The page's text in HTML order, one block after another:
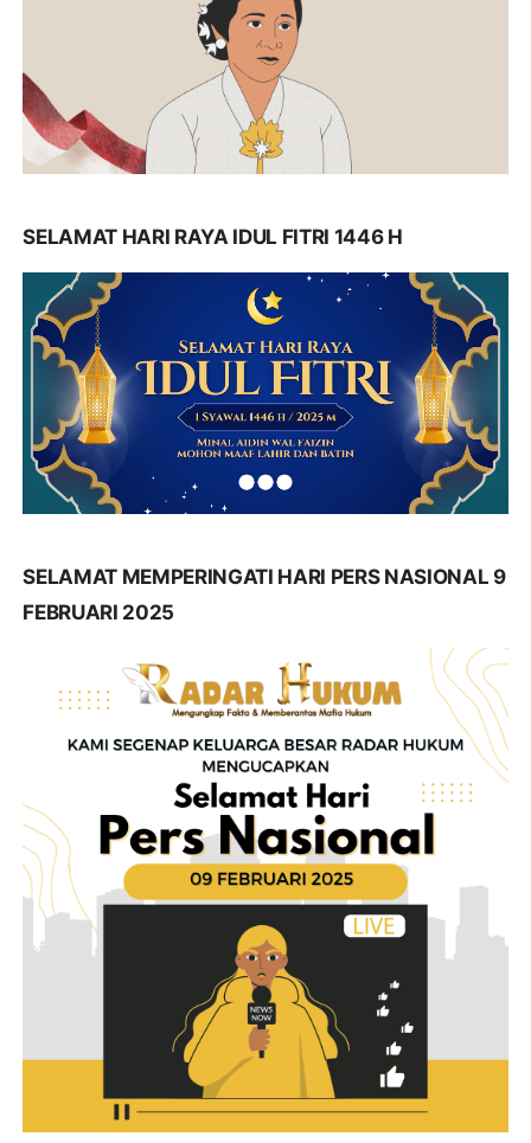
SELAMAT HARI RAYA IDUL FITRI 1446 H
SELAMAT MEMPERINGATI HARI PERS NASIONAL 9
FEBRUARI 2025